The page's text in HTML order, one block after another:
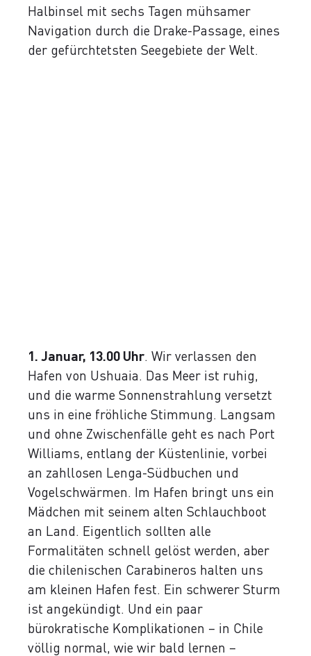
Halbinsel mit sechs Tagen mühsamer
Navigation durch die Drake-Passage, eines
der gefürchtetsten Seegebiete der Welt.
1. Januar, 13.00 Uhr. Wir verlassen den
Hafen von Ushuaia. Das Meer ist ruhig,
und die warme Sonnenstrahlung versetzt
uns in eine fröhliche Stimmung. Langsam
und ohne Zwischenfälle geht es nach Port
Williams, entlang der Küstenlinie, vorbei
an zahllosen Lenga-Südbuchen und
Vogelschwärmen. Im Hafen bringt uns ein
Mädchen mit seinem alten Schlauchboot
an Land. Eigentlich sollten alle
Formalitäten schnell gelöst werden, aber
die chilenischen Carabineros halten uns
am kleinen Hafen fest. Ein schwerer Sturm
ist angekündigt. Und ein paar
bürokratische Komplikationen – in Chile
völlig normal, wie wir bald lernen –